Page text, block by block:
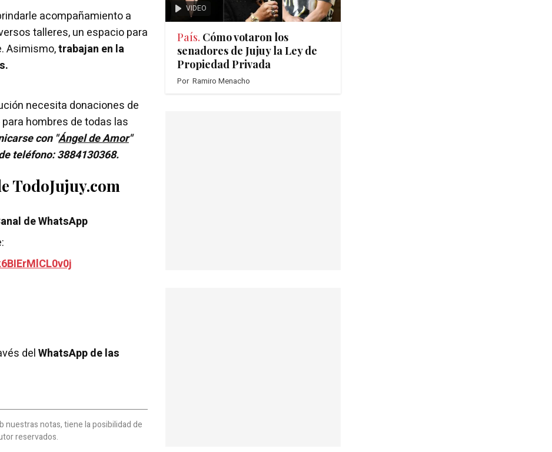
acompañamiento a
talleres, un espacio para
Asimismo,trabajan en la
necesita donaciones de
hombres de todas las
con "Ángel de Amor"
teléfono: 3884130368.
TodoJujuy.com
de WhatsApp
delWhatsApp de las
notas, tiene la posibilidad de
reservados.
VIDEO
País. Cómo votaron los
senadores de Jujuy la Ley de
Propiedad Privada
Por Ramiro Menacho